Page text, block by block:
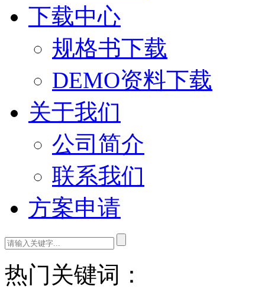
下载中心
规格书下载
DEMO资料下载
关于我们
公司简介
联系我们
方案申请
热门关键词：